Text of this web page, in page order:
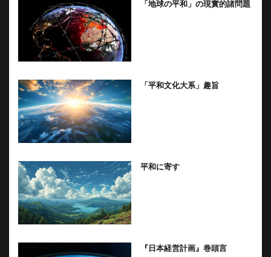
「地球の平和」の現實的諸問題
「平和文化大系」趣旨
平和に寄す
『日本経営計画』巻頭言